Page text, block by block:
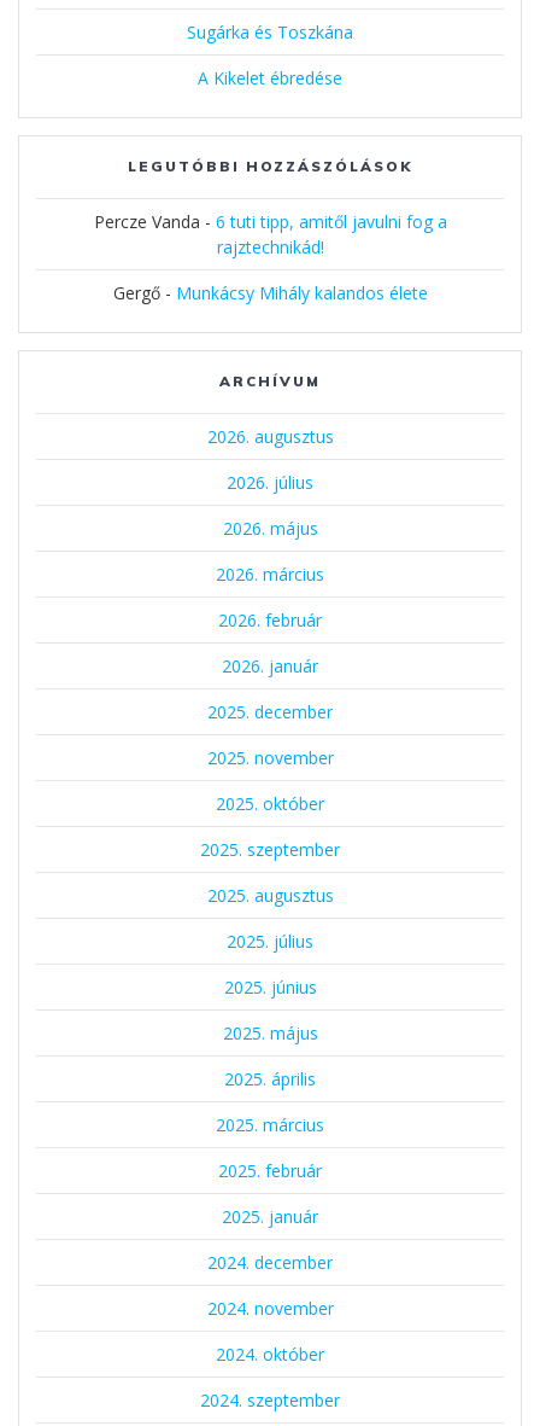
Sugárka és Toszkána
A Kikelet ébredése
LEGUTÓBBI HOZZÁSZÓLÁSOK
Percze Vanda - 6 tuti tipp, amitől javulni fog a
rajztechnikád!
Gergő- Munkácsy Mihály kalandos élete
ARCHÍVUM
2026. augusztus
2026. július
2026. május
2026. március
2026. február
2026. január
2025. december
2025. november
2025. október
2025. szeptember
2025. augusztus
2025. július
2025. június
2025. május
2025. április
2025. március
2025. február
2025. január
2024. december
2024. november
2024. október
2024. szeptember